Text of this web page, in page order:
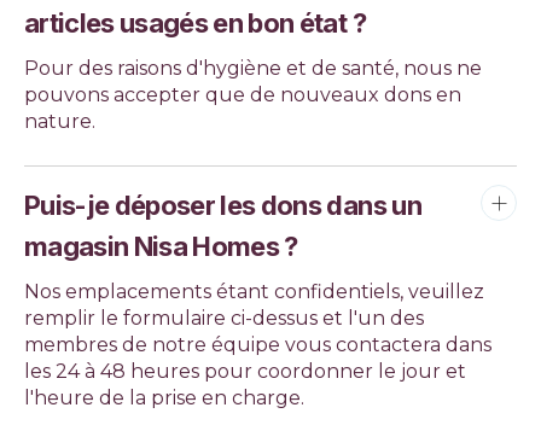
articles usagés en bon état ?
Pour des raisons d'hygiène et de santé, nous ne
pouvons accepter que de nouveaux dons en
nature.
Puis-je déposer les dons dans un
magasin Nisa Homes ?
Nos emplacements étant confidentiels, veuillez
remplir le formulaire ci-dessus et l'un des
membres de notre équipe vous contactera dans
les 24 à 48 heures pour coordonner le jour et
l'heure de la prise en charge.